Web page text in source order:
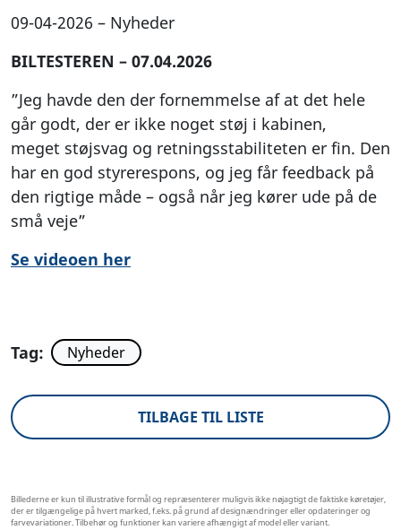
09-04-2026 – Nyheder
BILTESTEREN – 07.04.2026
”Jeg havde den der fornemmelse af at det hele
går godt, der er ikke noget støj i kabinen,
meget støjsvag og retningsstabiliteten er fin. Den
har en god styrerespons, og jeg får feedback på
den rigtige måde – også når jeg kører ude på de
små veje”
Se videoen her
Tag: Nyheder
TILBAGE TIL LISTE
Billederne er kun til illustrative formål og repræsenterer muligvis ikke nøjagtigt de faktiske køretøjer,
der er tilgængelige på hvert marked, f.eks. på grund af designændringer eller opdateringer og
farvevariationer. Tilbehør og funktioner kan variere afhængigt af model eller variant.